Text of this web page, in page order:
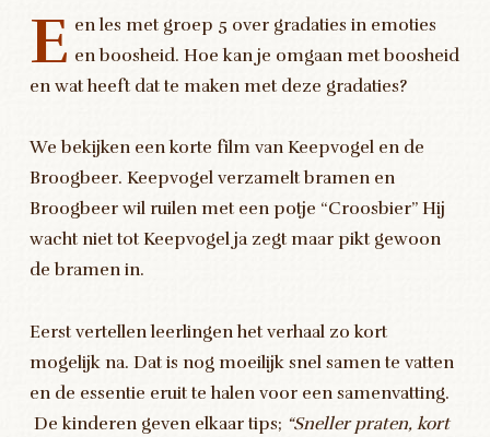
E en les met groep 5 over gradaties in emoties
en boosheid. Hoe kan je omgaan met boosheid
en wat heeft dat te maken met deze gradaties?
We bekijken een korte film van Keepvogel en de
Broogbeer. Keepvogel verzamelt bramen en
Broogbeer wil ruilen met een potje “Croosbier” Hij
wacht niet tot Keepvogel ja zegt maar pikt gewoon
de bramen in.
Eerst vertellen leerlingen het verhaal zo kort
mogelijk na. Dat is nog moeilijk snel samen te vatten
en de essentie eruit te halen voor een samenvatting.
De kinderen geven elkaar tips; “Sneller praten, kort